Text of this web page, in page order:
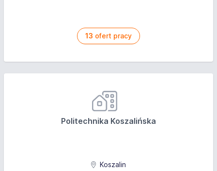
13 ofert pracy
Politechnika Koszalińska
Koszalin